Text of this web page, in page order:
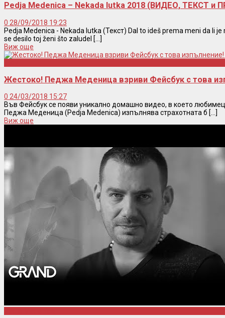
Pedja Medenica – Nekada lutka 2018 (ВИДЕО, ТЕКСТ и
0 28/09/2018 19:23
Pedja Medenica - Nekada lutka (Текст) Dal to ideš prema meni da li
se desilo toj ženi što zaludel [...]
Виж още
Жестоко! Педжа Меденица взриви Фейсбук с това
0 24/03/2018 15:27
Във Фейсбук се появи уникално домашно видео, в което
Педжа Меденица (Pedja Medenica) изпълнява страхотната б [...]
Виж още